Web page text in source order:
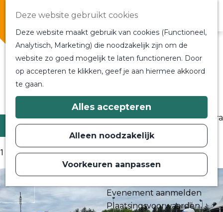
Deze website gebruikt cookies
Deze website maakt gebruik van cookies (Functioneel,
Analytisch, Marketing) die noodzakelijk zijn om de
website zo goed mogelijk te laten functioneren. Door
op accepteren te klikken, geef je aan hiermee akkoord
te gaan.
Alles accepteren
Alleen noodzakelijk
Voorkeuren aanpassen
a
a
a
d
h
o
e
p
a
g
e
In de buurt
Bij ons om de hoek
Alle blogs en vlogs
Ontmoet de bloggers
Plan je bezoek
Toeristische Informatiecentra
Bereikbaarheid
Routes
Evenement aanmelden
Plaatsingsvoorwaarden
Alle blogs en vlogs
Filter
1 t/m 9 van 170 resultaten